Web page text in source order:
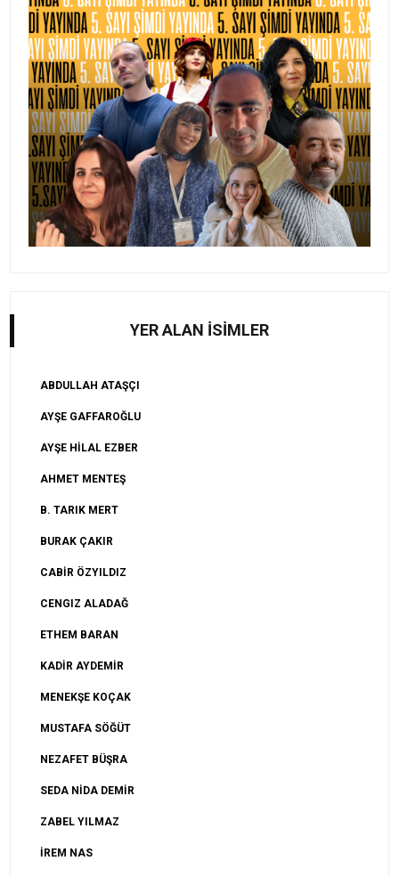
YER ALAN İSİMLER
ABDULLAH ATAŞÇI
AYŞE GAFFAROĞLU
AYŞE HİLAL EZBER
AHMET MENTEŞ
B. TARIK MERT
BURAK ÇAKIR
CABİR ÖZYILDIZ
CENGIZ ALADAĞ
ETHEM BARAN
KADİR AYDEMİR
MENEKŞE KOÇAK
MUSTAFA SÖĞÜT
NEZAFET BÜŞRA
SEDA NİDA DEMİR
ZABEL YILMAZ
İREM NAS